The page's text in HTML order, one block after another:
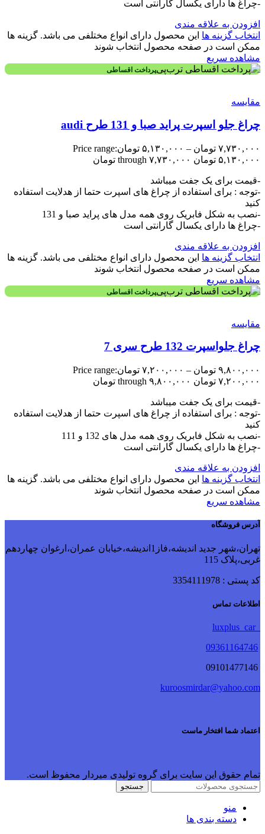
-چراغ ها دارای یکسال گارانتی است
افزودن به علاقه مندی
انتخاب گزینه ها این محصول دارای انواع مختلفی می باشد. گزینه ها
ممکن است در صفحه محصول انتخاب شوند
مشاهده سریع
پرداخت اقساطی
مقایسه
چراغ جلو اسپرت پراید صبا و 131 طرح audi
۷,۷۳۰,۰۰۰ تومان – ۵,۱۳۰,۰۰۰ تومانPrice range:
۵,۱۳۰,۰۰۰ تومان through ۷,۷۳۰,۰۰۰ تومان
-قیمت برای یک جفت میباشد
-توجه : برای استفاده از چراغ های اسپرت حتما از هدلایت استفاده
کنید
-نصب به شکل فابریک روی همه مدل های پراید صبا و 131
-چراغ ها دارای یکسال گارانتی است
افزودن به علاقه مندی
انتخاب گزینه ها این محصول دارای انواع مختلفی می باشد. گزینه ها
ممکن است در صفحه محصول انتخاب شوند
مشاهده سریع
پرداخت اقساطی
مقایسه
چراغ جلواسپرت 132 طرح سری 7
۹,۸۰۰,۰۰۰ تومان – ۷,۲۰۰,۰۰۰ تومانPrice range:
۷,۲۰۰,۰۰۰ تومان through ۹,۸۰۰,۰۰۰ تومان
-قیمت برای یک جفت میباشد
-توجه : برای استفاده از چراغ های اسپرت حتما از هدلایت استفاده
کنید
-نصب به شکل فابریک روی همه مدل های 132 و 111
-چراغ ها دارای یکسال گارانتی است
افزودن به علاقه مندی
انتخاب گزینه ها این محصول دارای انواع مختلفی می باشد. گزینه ها
ممکن است در صفحه محصول انتخاب شوند
مشاهده سریع
آدرس فروشگاه
تهران،شهر جدید اندیشه،فاز1اندیشه،خیابان عمران،ارغوان چهاردهم
غربی،پلاک 115
کد پستی : 3354111978
اطلاعات تماس
09361164746
kuroosmirdar@yahoo.com
اعتماد شما افتخار ماست
تمام حقوق این سایت برای گروه تولیدی میردار محفوظ است.
جستجو
منو
دسته بندی ها